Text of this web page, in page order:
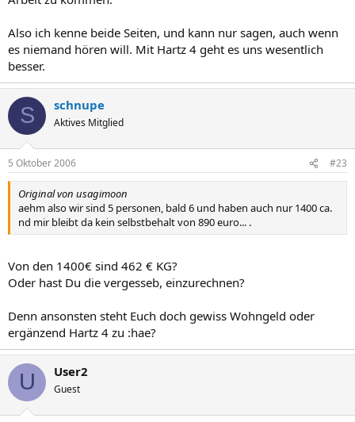
Also ich kenne beide Seiten, und kann nur sagen, auch wenn
es niemand hören will. Mit Hartz 4 geht es uns wesentlich
besser.
S schnupe
Aktives Mitglied
5 Oktober 2006 #23
Original von usagimoon
aehm also wir sind 5 personen, bald 6 und haben auch nur 1400 ca.
nd mir bleibt da kein selbstbehalt von 890 euro... .
Von den 1400€ sind 462 € KG?
Oder hast Du die vergesseb, einzurechnen?
Denn ansonsten steht Euch doch gewiss Wohngeld oder
ergänzend Hartz 4 zu :hae?
U User2
Guest